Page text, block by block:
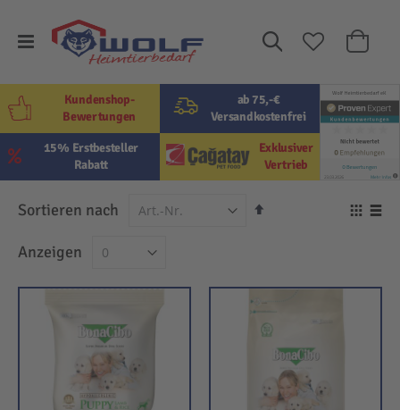
Suche
Mein
ab 75,-€
Versandkostenfrei
Exklusiver
Vertrieb
15% Erstbesteller
Rabatt
Kundenshop-
Bewertungen
Sortieren nach
In
Anzeigen